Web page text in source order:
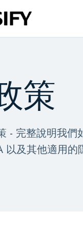
策
- 完整說明我
以及其他適用的